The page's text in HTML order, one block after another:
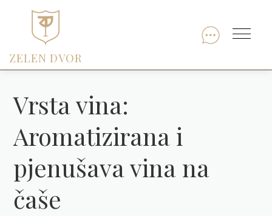
content
ZELEN DVOR
Menu
Vrsta vina:
Aromatizirana i
pjenušava vina na
čaše